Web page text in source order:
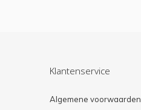
Klantenservice
Algemene voorwaarden